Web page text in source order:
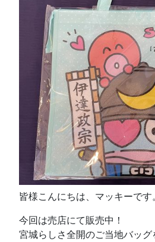
皆様こんにちは、マッキーです
今回は売店にて販売中！
宮城らしさ全開のご当地バッグ